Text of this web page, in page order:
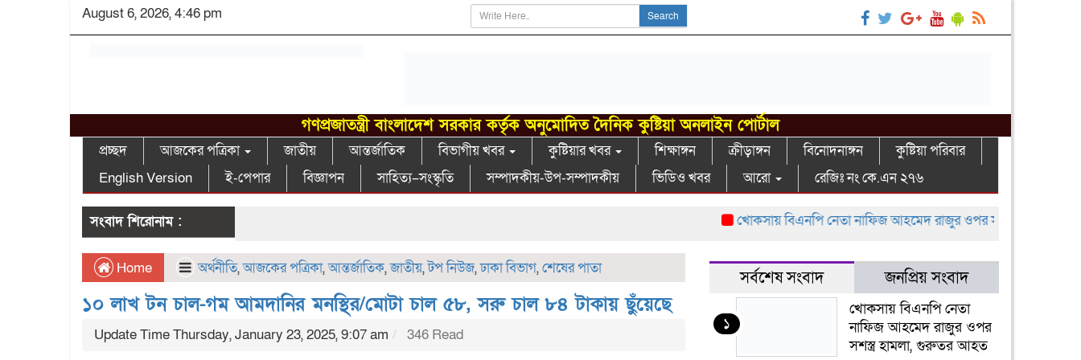
August 6, 2026, 4:46 pm Search
গণপ্রজাতন্ত্রী বাংলাদেশ সরকার কর্তৃক অনুমোদিত দৈনিক কুষ্টিয়া অনলাইন পোর্টাল
প্রচ্ছদ আজকের পত্রিকা জাতীয় আন্তর্জাতিক বিভাগীয় খবর কুষ্টিয়ার খবর শিক্ষাঙ্গন ক্রীড়াঙ্গন বিনোদনাঙ্গন
কুষ্টিয়া পরিবার
English Version
ই-পেপার বিজ্ঞাপন সাহিত্য–সংস্কৃতি সম্পাদকীয়-উপ-সম্পাদকীয় ভিডিও খবর আরো রেজিঃ নং কে.এন ২৭৬
সংবাদ শিরোনাম : খোকসায় বিএনপি নেতা নাফিজ আহমেদ রাজুর ওপর সশস্ত্র হামলা, গুরুতর
Home অর্থনীতি,আজকের পত্রিকা,আন্তর্জাতিক,জাতীয়,টপ নিউজ,ঢাকা বিভাগ,শেষের পাতা
১০ লাখ টন চাল-গম আমদানির মনস্থির/মোটা চাল ৫৮, সরু চাল ৮৪ টাকায় ছুঁয়েছে
Update Time Thursday, January 23, 2025, 9:07 am 346 Read
সর্বশেষ সংবাদ জনপ্রিয় সংবাদ
১
খোকসায় বিএনপি নেতা
নাফিজ আহমেদ রাজুর ওপর
সশস্ত্র হামলা, গুরুতর আহত